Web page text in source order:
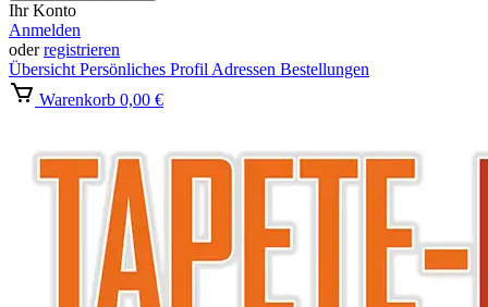
Ihr Konto
Anmelden
oderregistrieren
Übersicht Persönliches Profil Adressen Bestellungen
Warenkorb 0,00 €